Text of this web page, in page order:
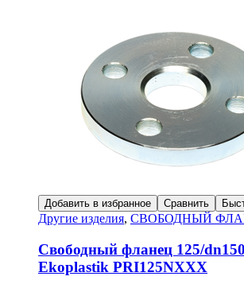
Добавить в избранное Сравнить
Другие изделия, СВОБОДНЫЙ
Свободный фланец 125/
Ekoplastik PRI125NXXX